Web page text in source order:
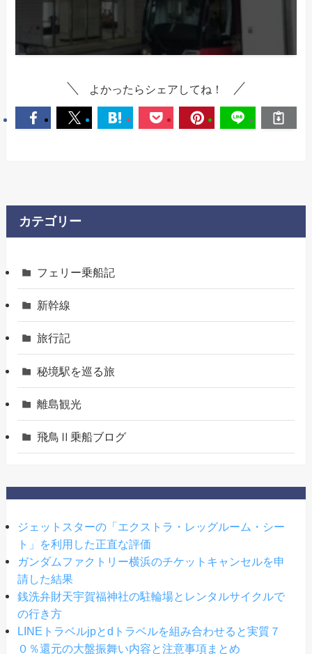
よかったらシェアしてね！
カテゴリー
フェリー乗船記
新幹線
旅行記
秘境駅を巡る旅
離島観光
飛鳥Ⅱ乗船ブログ
ジェットスターの「エクストラ・レッグルーム・シー
ト」を利用した正直な評価
ガンダムファクトリー横浜のチケットキャンセルを申
請した結果
銭洗弁財天宇賀福神社の駐輪場とレンタルサイクルで
の行き方
LINEトラベルjpとdトラベルを組み合わせると実質７
０％還元の大盤振舞い内容と注意事項まとめ